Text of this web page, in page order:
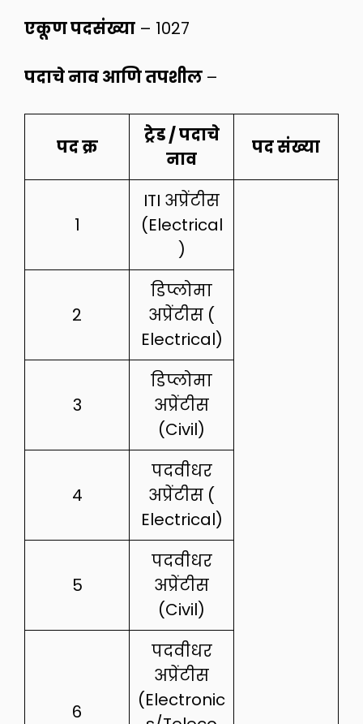
एकूण पदसंख्या – 1027
पदाचे नाव आणि तपशील –
पद क्र
ट्रेड / पदाचे
नाव
पद संख्या
1
ITI अप्रेंटीस
(Electrical
)
2
डिप्लोमा
अप्रेंटीस (
Electrical)
3
डिप्लोमा
अप्रेंटीस
(Civil)
4
पदवीधर
अप्रेंटीस (
Electrical)
5
पदवीधर
अप्रेंटीस
(Civil)
6
पदवीधर
अप्रेंटीस
(Electronic